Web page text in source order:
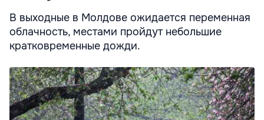
В выходные в Молдове ожидается переменная
облачность, местами пройдут небольшие
кратковременные дожди.